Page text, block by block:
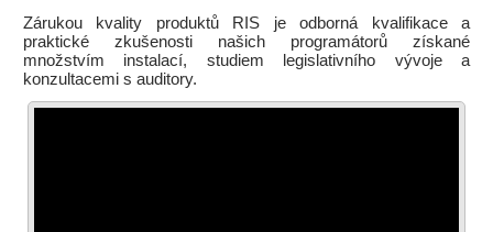
Zárukou kvality produktů RIS je odborná kvalifikace a
praktické zkušenosti našich programátorů získané
množstvím instalací, studiem legislativního vývoje a
konzultacemi s auditory.